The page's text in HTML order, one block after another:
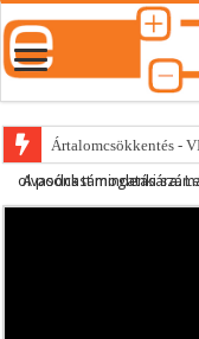
Ártalomcsökkentés -
E-cigi használati
A podcast mindenki számára elérhető, de ehhez szükség van minél több olvasónk támogatására.